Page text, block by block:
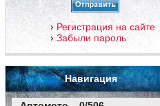
Регистрация на сайте
Забыли пароль
Навигация